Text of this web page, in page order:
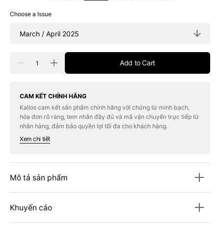
price
price
Choose a Issue
Decrease
Chí
Magazine
#March
/
2025
Increase
quantity
Chí
Magazine
#March
/
Add to Cart
CAM KẾT CHÍNH HÃNG
Kallos cam kết sản phẩm chính hãng với chứng từ minh bạch,
hóa đơn rõ ràng, tem nhãn đầy đủ và mã vận chuyển trực tiếp từ
nhãn hàng, đảm bảo quyền lợi tối đa cho khách hàng.
Xem chi tiết
Mô tả sản phẩm
Khuyến cáo